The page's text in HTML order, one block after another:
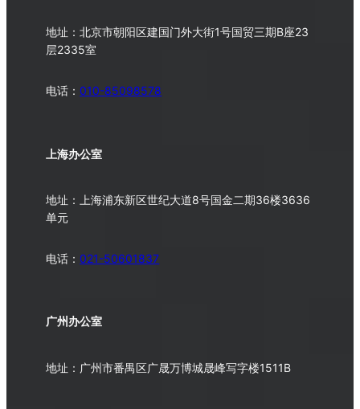
地址：北京市朝阳区建国门外大街1号国贸三期B座23
层2335室
电话：010-85098578
上海办公室
地址：上海浦东新区世纪大道8号国金二期36楼3636
单元
电话：021-50601837
广州办公室
地址：广州市番禺区广晟万博城晟峰写字楼1511B